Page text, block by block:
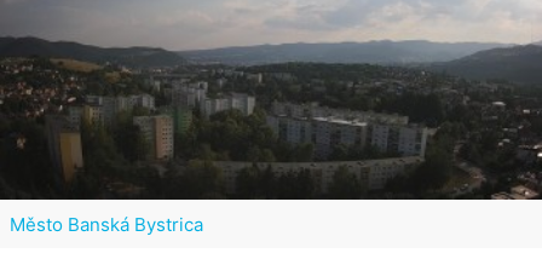
Město Banská Bystrica